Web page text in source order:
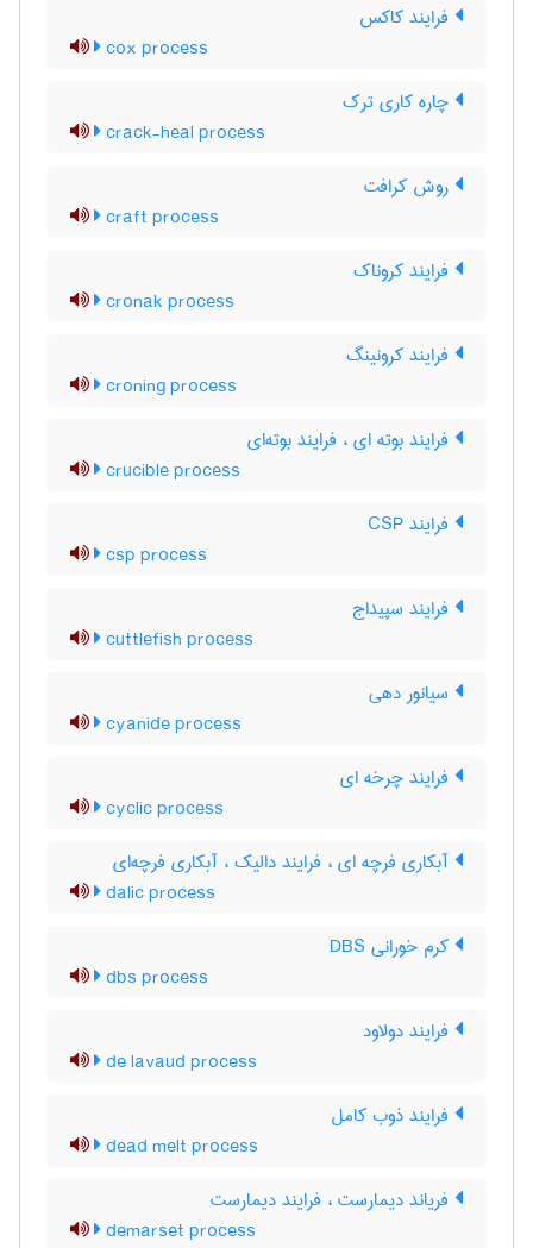
فرایند کاکس
cox process
چاره کاری ترک
crack-heal process
روش کرافت
craft process
فرایند کروناک
cronak process
فرایند کرونینگ
croning process
فرایند بوته ای ، فرایند بوته‌ای
crucible process
فرایند CSP
csp process
فرایند سپیداج
cuttlefish process
سیانور دهی
cyanide process
فرایند چرخه ای
cyclic process
آبکاری فرچه ای ، فرایند دالیک ، آبکاری فرچه‌ای
dalic process
کرم خورانی DBS
dbs process
فرایند دولاود
de lavaud process
فرایند ذوب کامل
dead melt process
فریاند دیمارست ، فرایند دیمارست
demarset process